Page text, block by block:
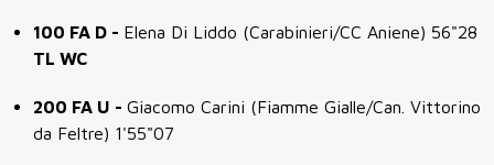
100 FA D - Elena Di Liddo (Carabinieri/CC Aniene) 56"28
TL WC
200 FA U - Giacomo Carini (Fiamme Gialle/Can. Vittorino
da Feltre) 1'55"07